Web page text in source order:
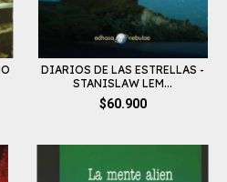
DIARIOS DE LAS ESTRELLAS -
STANISLAW LEM...
$60.900